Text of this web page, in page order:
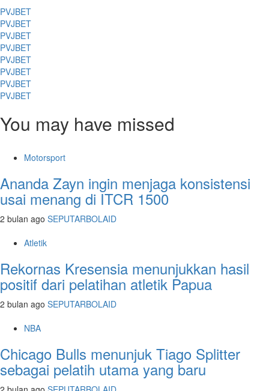
PVJBET
PVJBET
PVJBET
PVJBET
PVJBET
PVJBET
PVJBET
PVJBET
You may have missed
Motorsport
Ananda Zayn ingin menjaga konsistensi
usai menang di ITCR 1500
2 bulan ago SEPUTARBOLAID
Atletik
Rekornas Kresensia menunjukkan hasil
positif dari pelatihan atletik Papua
2 bulan ago SEPUTARBOLAID
NBA
Chicago Bulls menunjuk Tiago Splitter
sebagai pelatih utama yang baru